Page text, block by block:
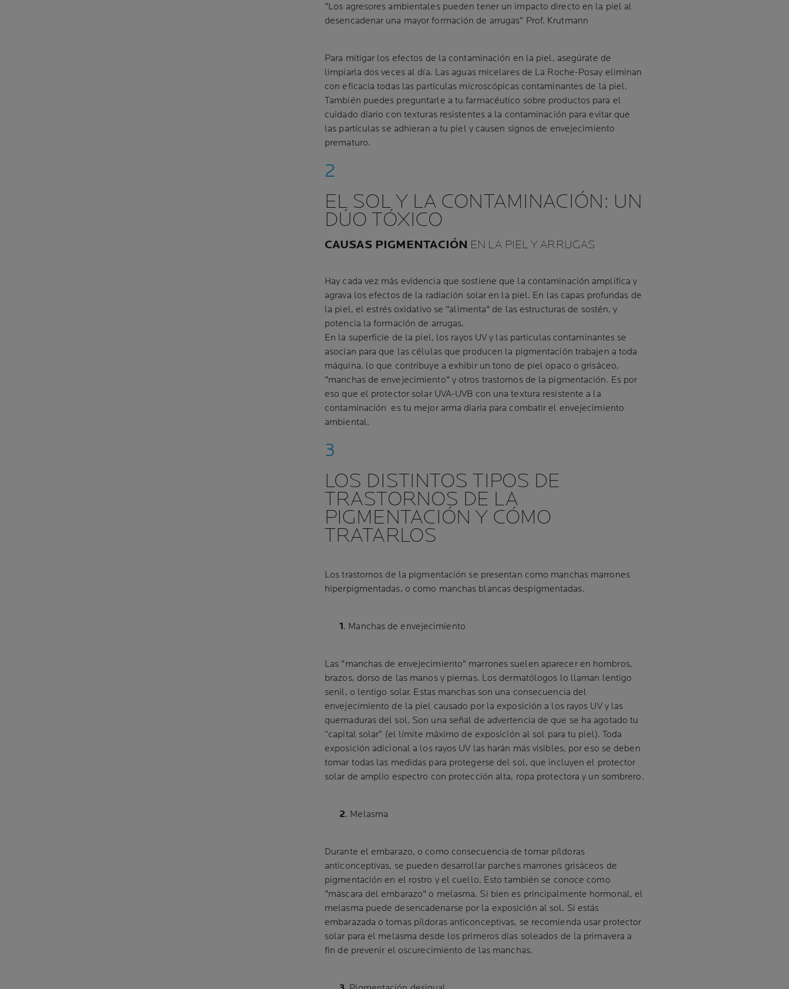
"Los agresores ambientales pueden tener un impacto directo en la piel al
desencadenar una mayor formación de arrugas" Prof. Krutmann
Para mitigar los efectos de la contaminación en la piel, asegúrate de
limpiarla dos veces al día. Las aguas micelares de La Roche-Posay eliminan
con eficacia todas las partículas microscópicas contaminantes de la piel.
También puedes preguntarle a tu farmacéutico sobre productos para el
cuidado diario con texturas resistentes a la contaminación para evitar que
las partículas se adhieran a tu piel y causen signos de envejecimiento
prematuro.
EL SOL Y LA CONTAMINACIÓN: UN
DÚO TÓXICO
CAUSAS PIGMENTACIÓN EN LA PIEL Y ARRUGAS
Hay cada vez más evidencia que sostiene que la contaminación amplifica y
agrava los efectos de la radiación solar en la piel. En las capas profundas de
la piel, el estrés oxidativo se "alimenta" de las estructuras de sostén, y
potencia la formación de arrugas.
En la superficie de la piel, los rayos UV y las partículas contaminantes se
asocian para que las células que producen la pigmentación trabajen a toda
máquina, lo que contribuye a exhibir un tono de piel opaco o grisáceo,
"manchas de envejecimiento" y otros trastornos de la pigmentación. Es por
eso que el protector solar UVA-UVB con una textura resistente a la
contaminación es tu mejor arma diaria para combatir el envejecimiento
ambiental.
LOS DISTINTOS TIPOS DE
TRASTORNOS DE LA
PIGMENTACIÓN Y CÓMO
TRATARLOS
Los trastornos de la pigmentación se presentan como manchas marrones
hiperpigmentadas, o como manchas blancas despigmentadas.
1. Manchas de envejecimiento
Las "manchas de envejecimiento" marrones suelen aparecer en hombros,
brazos, dorso de las manos y piernas. Los dermatólogos lo llaman lentigo
senil, o lentigo solar. Estas manchas son una consecuencia del
envejecimiento de la piel causado por la exposición a los rayos UV y las
quemaduras del sol. Son una señal de advertencia de que se ha agotado tu
“capital solar” (el límite máximo de exposición al sol para tu piel). Toda
exposición adicional a los rayos UV las harán más visibles, por eso se deben
tomar todas las medidas para protegerse del sol, que incluyen el protector
solar de amplio espectro con protección alta, ropa protectora y un sombrero.
2. Melasma
Durante el embarazo, o como consecuencia de tomar píldoras
anticonceptivas, se pueden desarrollar parches marrones grisáceos de
pigmentación en el rostro y el cuello. Esto también se conoce como
"máscara del embarazo" o melasma. Si bien es principalmente hormonal, el
melasma puede desencadenarse por la exposición al sol. Si estás
embarazada o tomas píldoras anticonceptivas, se recomienda usar protector
solar para el melasma desde los primeros días soleados de la primavera a
fin de prevenir el oscurecimiento de las manchas.